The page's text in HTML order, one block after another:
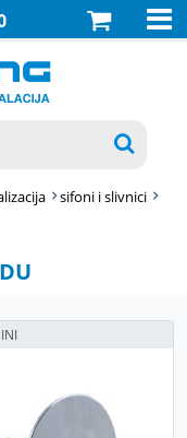


sifoni i slivnici